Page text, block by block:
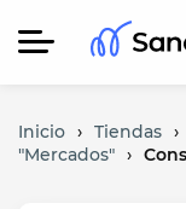
Inicio › Tiendas ›
"Mercados" ›